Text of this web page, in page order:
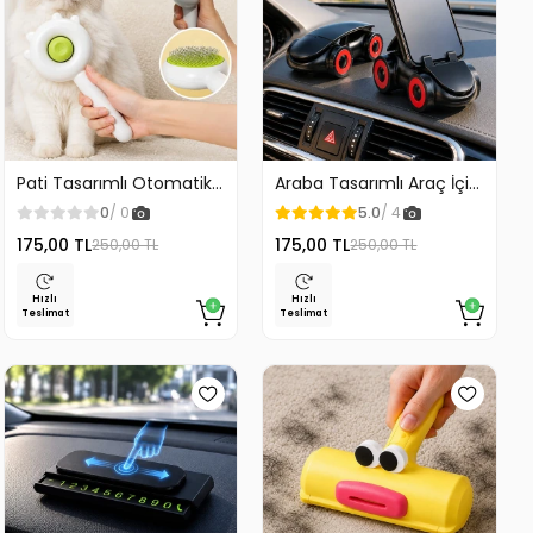
Pati Tasarımlı Otomatik
Temizlenen Evcil Hayvan
Fırçası
0/ 0
175,00 TL250,00 TL
Hızlı
Teslimat
Araba Tasarımlı Araç İçi
Telefon Tutucu 360
Dönebilen Ayarlı
5.0/ 4
175,00 TL250,00 TL
Hızlı
Teslimat